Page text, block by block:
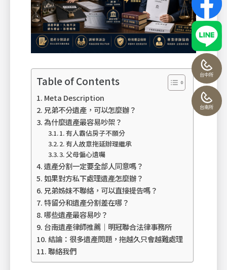
Table of Contents
Meta Description
兄弟不分遺產，可以怎麼辦？
為什麼遺產最容易吵架？
1. 有人霸佔房子不願分
2. 有人故意拖延辦理繼承
3. 父母偏心遺囑
遺產分割一定要全部人同意嗎？
如果對方私下處理遺產怎麼辦？
兄弟姊妹不聯絡，可以直接提告嗎？
特留分和遺產分割差在哪？
哪些遺產最容易吵？
台南遺產律師推薦｜明冠聯合法律事務所
結論：很多遺產問題，拖越久只會越難處理
聯絡我們
台中所
台南所